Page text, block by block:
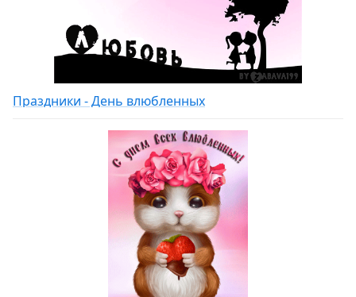
Праздники - День влюбленных